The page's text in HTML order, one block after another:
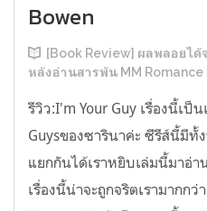
Bowen
[Book Review] ผลพลอยไ
หลังอ่านสารพัน MM Romance
รีวิว:I'm Your Guy เรื่องนี้เป็
Guysของซารินาค่ะ ซีรีส์นี้มีทั้
แยกกันได้เราหยิบเล่มนี้มาอ่า
เรื่องนี้น่าจะถูกจริตเรามากกว่